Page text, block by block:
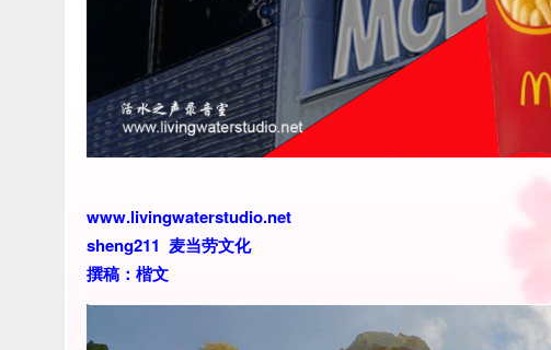
www.livingwaterstudio.net
sheng211 麦当劳文化
撰稿：楷文